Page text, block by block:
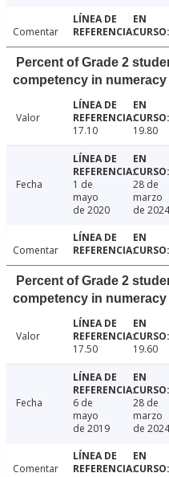
Comentar
Percent of Grade 2
competency in numeracy
Valor
17.10
19.80
Fecha
1 de
mayo
de 2020
28 de
marzo
de 2024
Comentar
Percent of Grade 2
competency in
Valor
17.50
19.60
Fecha
6 de
mayo
de 2019
28 de
marzo
de 2024
Comentar